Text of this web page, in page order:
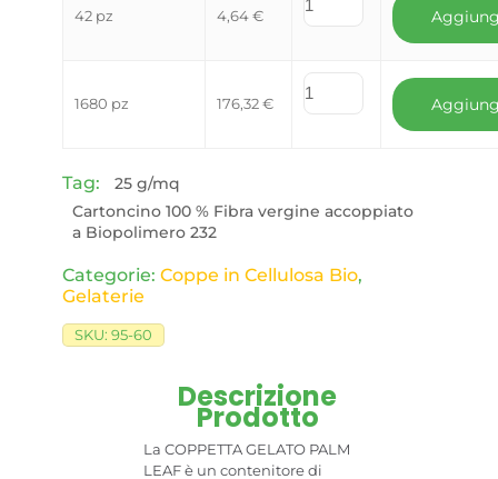
42 pz 4,64€
1680 pz 176,32€
Tag:
25 g/mq
Cartoncino 100 % Fibra vergine accoppiato
a Biopolimero 232
Categorie: Coppe in Cellulosa Bio​,
Gelaterie
SKU: 95-60
Descrizione
Prodotto
La COPPETTA GELATO PALM
LEAF è un contenitore di